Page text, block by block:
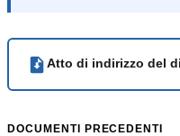
Atto di indirizzo del
DOCUMENTI PRECEDENTI